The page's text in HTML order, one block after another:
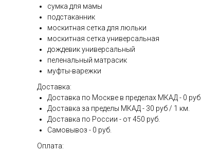
сумка для мамы
подстаканник
москитная сетка для люльки
москитная сетка универсальная
дождевик универсальный
пеленальный матрасик
муфты-варежки
Доставка:
Доставка по Москве в пределах МКАД - 0 руб.
Доставка за пределы МКАД - 30 руб / 1 км.
Доставка по России - от 450 руб.
Самовывоз - 0 руб.
Оплата: